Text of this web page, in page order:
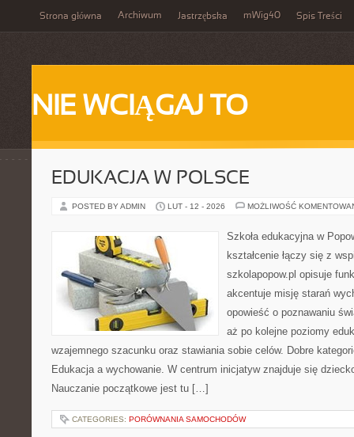
Strona główna Archiwum Jastrzębska mWig40 Spis Treści
NIE WCIĄGAJ TO
EDUKACJA W POLSCE
POSTED BY ADMIN LUT - 12 - 2026 MOŻLIWOŚĆ
Szkoła edukacyjna w
kształcenie łączy się z
szkolapopow.pl opisuje
akcentuje misję starań
opowieść o poznawaniu
aż po kolejne poziomy
wzajemnego szacunku oraz stawiania sobie celów. Dobre
Edukacja a wychowanie. W centrum inicjatyw znajduje się
Nauczanie początkowe jest tu […]
CATEGORIES: PORÓWNANIA SAMOCHODÓW